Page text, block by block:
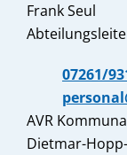
Frank Seul
07261/
AVR
Dietmar-